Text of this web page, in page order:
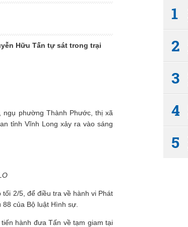
Hữu Tấn tự sát trong trại
phường Thành Phước, thị xã
tỉnh Vĩnh Long xảy ra vào sáng
2/5, để điều tra về hành vi Phát
của Bộ luật Hình sự.
hành đưa Tấn về tạm giam tại
1
2
3
4
5